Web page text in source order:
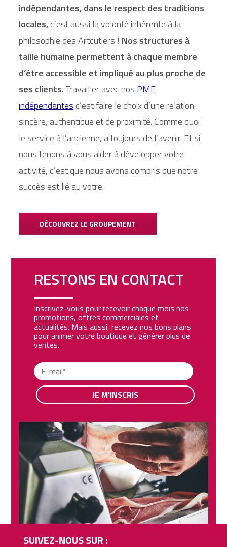
indépendantes, dans le respect des traditions
locales,c’est aussi la volonté inhérente à la
philosophie des Artcutiers ! Nos structures à
taille humaine permettent à chaque membre
d’être accessible et impliqué au plus proche de
ses clients.Travailler avec nos PME
indépendantesc’est faire le choix d’une relation
sincère, authentique et de proximité. Comme quoi
le service à l’ancienne, a toujours de l‘avenir. Et si
nous tenons à vous aider à développer votre
activité, c’est que nous avons compris que notre
succès est lié au votre.
DÉCOUVREZ LE GROUPEMENT
RESTONS EN CONTACT
Inscrivez-vous pour recevoir chaque mois nos
promotions, offres commerciales et
actualités. Mais aussi, recevez nos bons plans
pour animer votre boutique et générer plus de
ventes.
JE M'INSCRIS
SUIVEZ-NOUS SUR :